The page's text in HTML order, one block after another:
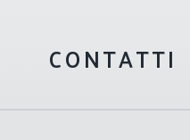
CONTATTI